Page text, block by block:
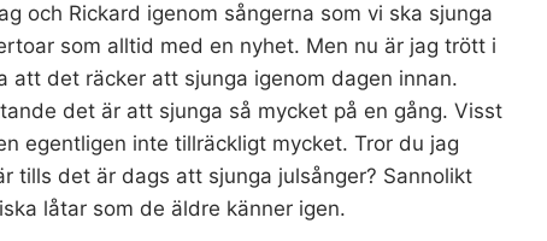
och Rickard igenom sångerna som vi ska sjunga
som alltid med en nyhet. Men nu är jag trött i
att det räcker att sjunga igenom dagen innan.
det är att sjunga så mycket på en gång. Visst
egentligen inte tillräckligt mycket. Tror du jag
tills det är dags att sjunga julsånger? Sannolikt
låtar som de äldre känner igen.